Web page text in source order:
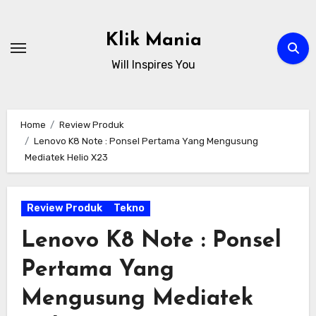
content
Klik Mania
Will Inspires You
Home
Review Produk
Lenovo K8 Note : Ponsel Pertama Yang Mengusung
Mediatek Helio X23
Review Produk Tekno
Lenovo K8 Note : Ponsel
Pertama Yang
Mengusung Mediatek